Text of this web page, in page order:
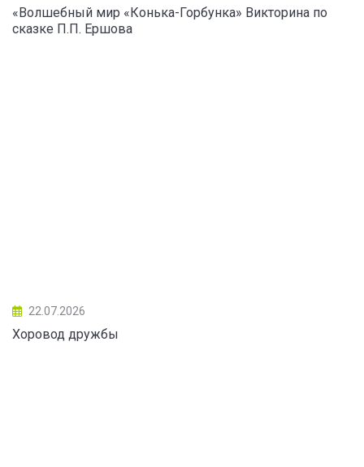
«Волшебный мир «Конька-Горбунка» Викторина по
сказке П.П. Ершова
22.07.2026
Хоровод дружбы